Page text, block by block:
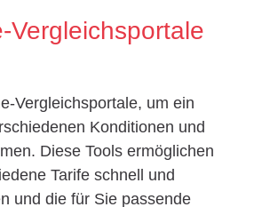
Vergleichsportale
Vergleichsportale, um ein
Konditionen und
Diese Tools ermöglichen
Tarife schnell und
und die für Sie passende